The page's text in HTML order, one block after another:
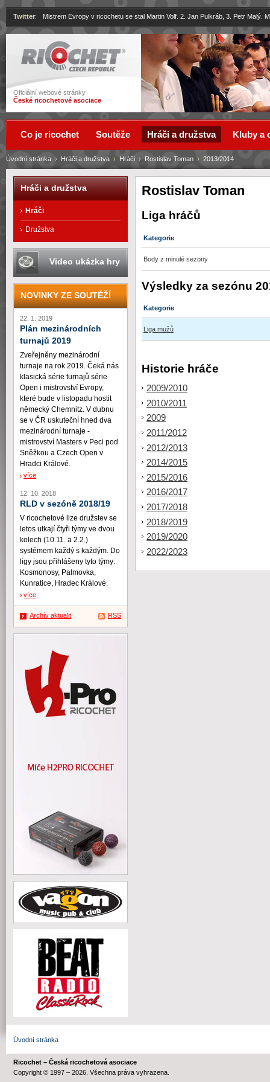
Ricochet
Oficiální webové stránky
České ricochetové asociace
Twitter: Mistrem Evropy v ricochetu se stal Martin Volf. 2. Jan Pulkráb, 3. Petr Malý.
Rostislav Toman
Liga hráčů
Kategorie
Body z minulé sezony
Výsledky za sezónu
Kategorie
Liga mužů
Historie hráče
2009/2010
2010/2011
2009
2011/2012
2012/2013
2014/2015
2015/2016
2016/2017
2017/2018
2018/2019
2019/2020
2022/2023
Úvodní stránka › Hráči a družstva › Hráči › Rostislav Toman › 2013/2014
Co je ricochet Soutěže Hráči a družstva Kluby a
Hráči a družstva
Hráči
Družstva
Video ukázka hry
NOVINKY ZE SOUTĚŽÍ
22. 1. 2019
Plán mezinárodních
turnajů 2019
Zveřejněny mezinárodní
turnaje na rok 2019. Čeká nás
klasická série turnajů série
Open i mistrovství Evropy,
které bude v listopadu hostit
německý Chemnitz. V dubnu
se v ČR uskuteční hned dva
mezinárodní turnaje -
mistrovství Masters v Peci pod
Sněžkou a Czech Open v
Hradci Králové.
více
12. 10. 2018
RLD v sezóně 2018/19
V ricochetové lize družstev se
letos utkají čtyři týmy ve dvou
kolech (10.11. a 2.2.)
systémem každý s každým. Do
ligy jsou přihlášeny tyto týmy:
Kosmonosy, Palmovka,
Kunratice, Hradec Králové.
více
Archív aktualit RSS
Úvodní stránka
Ricochet – Česká ricochetová asociace
Copyright © 1997 – 2026. Všechna práva vyhrazena.